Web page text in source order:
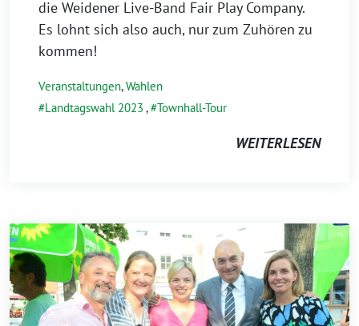
die Weidener Live-Band Fair Play Company.
Es lohnt sich also auch, nur zum Zuhören zu
kommen!
Veranstaltungen,Wahlen
Landtagswahl 2023 , Townhall-Tour
WEITERLESEN